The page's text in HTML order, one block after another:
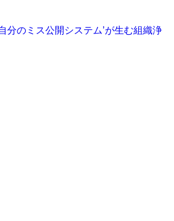
分のミス公開システム’が生む組織浄